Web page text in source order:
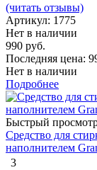
(читать отзывы)
Артикул: 1775
Нет в наличии
990 руб.
Последняя цена:
Нет в наличии
Подробнее
Быстрый
Средство для
наполнителем
3